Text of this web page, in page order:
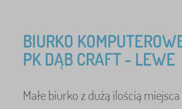
BIURKO
PK DĄB CRAFT - LEWE
Małe biurko z dużą ilością